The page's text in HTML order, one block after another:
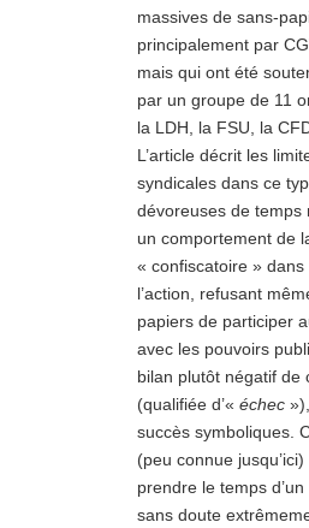
massives de sans-
principalement par
mais qui ont été
par un groupe de 11
la LDH, la FSU, la
L’article décrit les
syndicales dans ce
dévoreuses de temps
un comportement de
« confiscatoire »
l’action, refusant
papiers de participer
avec les pouvoirs
bilan plutôt négatif de
(qualifiée d’« échec
succès symboliques.
(peu connue
prendre le temps
sans doute